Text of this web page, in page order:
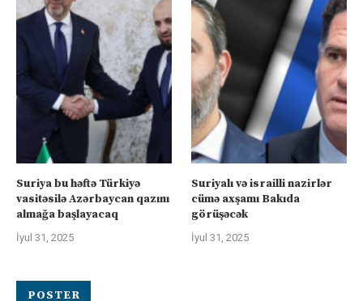
Suriya bu həftə Türkiyə
vasitəsilə Azərbaycan qazını
almağa başlayacaq
İyul 31, 2025
Suriyalı və israilli nazirlər
cümə axşamı Bakıda
görüşəcək
İyul 31, 2025
POSTER